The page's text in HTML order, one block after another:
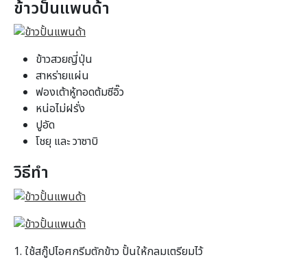
ข้าวปั้นแพนด้า
ข้าวสวยญี่ปุ่น
สาหร่ายแผ่น
ฟองเต้าหู้ทอดต้มซีอิ๊ว
หน่อไม่ฝรั่ง
ปูอัด
โชยุ และ วาซาบิ
วิธีทำ
1. ใช้สกู๊ปไอศกรีมตักข้าว ปั้นให้กลมเตรียมไว้